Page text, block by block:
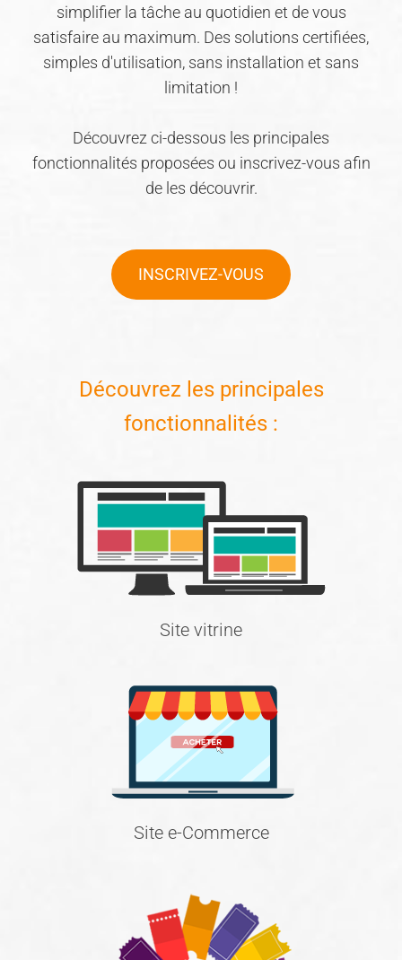
simplifier la tâche au quotidien et de vous
satisfaire au maximum. Des solutions certifiées,
simples d'utilisation, sans installation et sans
limitation !
Découvrez ci-dessous les principales
fonctionnalités proposées ou inscrivez-vous afin
de les découvrir.
INSCRIVEZ-VOUS
Découvrez les principales
fonctionnalités :
Site vitrine
Site e-Commerce